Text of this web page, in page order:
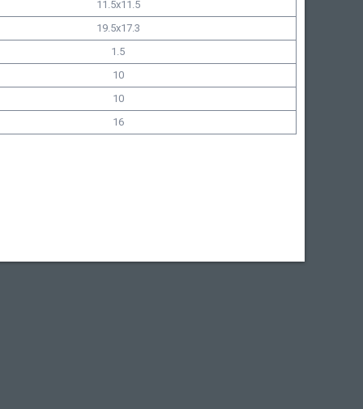
11.5x11.5
19.5x17.3
1.5
10
10
16